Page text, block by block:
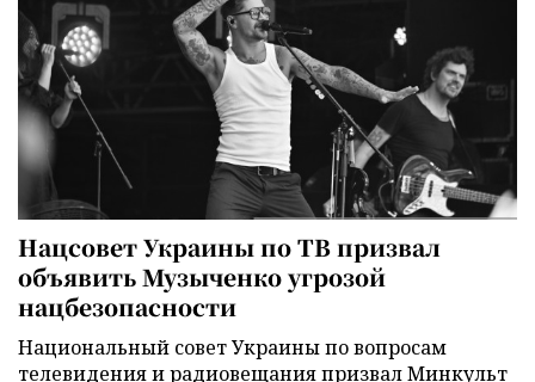
Нацсовет Украины по ТВ призвал
объявить Музыченко угрозой
нацбезопасности
Национальный совет Украины по вопросам
телевидения и радиовещания призвал Минкульт